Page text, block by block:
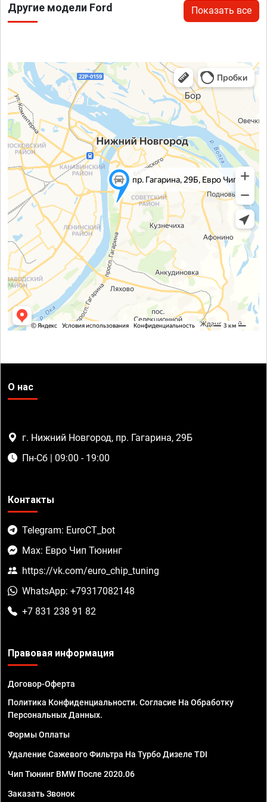
Другие модели Ford Показать все
О нас
г. Нижний Новгород, пр. Гагарина, 29Б
Пн-Сб | 09:00 - 19:00
Контакты
Telegram: EuroCT_bot
Max: Евро Чип Тюнинг
https://vk.com/euro_chip_tuning
WhatsApp: +79317082148
+7 831 238 91 82
Правовая информация
Договор-Оферта
Политика Конфиденциальности. Согласие На Обработку
Персональных Данных.
Формы Оплаты
Удаление Сажевого Фильтра На Турбо Дизеле TDI
Чип Тюнинг BMW После 2020.06
Заказать Звонок